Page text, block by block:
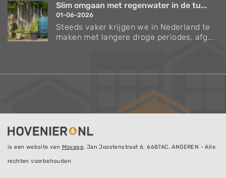
Slim omgaan met regenwater in de tu...
01-06-2026
Steeds vaker krijgen we in Nederland te
maken met langere droge periodes, afg...
is een website van Movage, Jan Joostenstraat 6, 6687AC, ANGEREN - Alle
rechten voorbehouden